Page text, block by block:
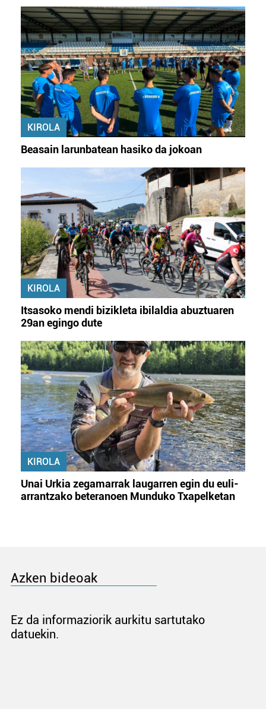
KIROLA
Beasain larunbatean hasiko da jokoan
KIROLA
Itsasoko mendi bizikleta ibilaldia abuztuaren
29an egingo dute
KIROLA
Unai Urkia zegamarrak laugarren egin du euli-
arrantzako beteranoen Munduko Txapelketan
Azken bideoak
Ez da informaziorik aurkitu sartutako
datuekin.